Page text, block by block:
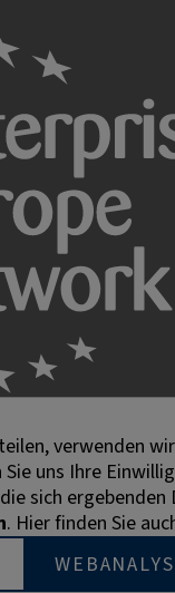
gekennzeichnet.
wurde aus
verwenden
uns Ihre
sich
. Hier finden Sie